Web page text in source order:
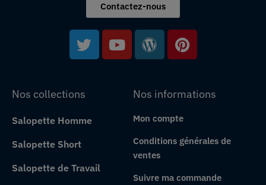
Contactez-nous
Nos collections
Salopette Homme
Salopette Short
Salopette de Travail
Nos informations
Mon compte
Conditions générales de
ventes
Suivre ma commande